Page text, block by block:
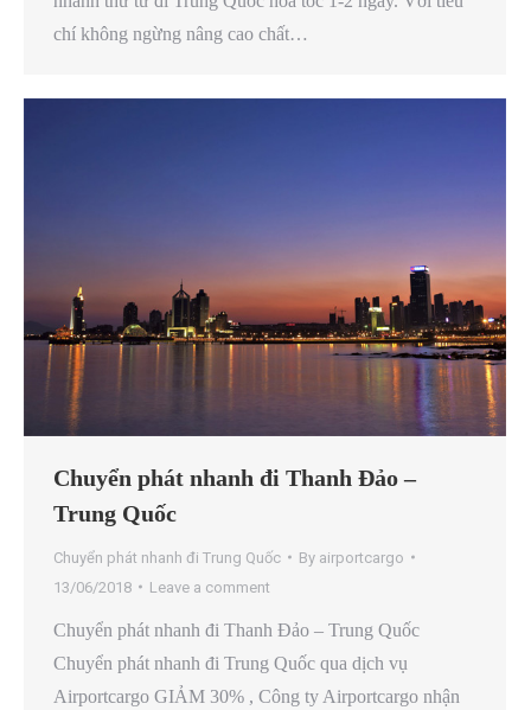
chí không ngừng nâng cao chất…
Chuyển phát nhanh đi Thanh Đảo –
Trung Quốc
Chuyển phát nhanh đi Trung Quốc By airportcargo
13/06/2018
Leave a comment
Chuyển phát nhanh đi Thanh Đảo – Trung Quốc
Chuyển phát nhanh đi Trung Quốc qua dịch vụ
Airportcargo GIẢM 30% , Công ty Airportcargo nhận